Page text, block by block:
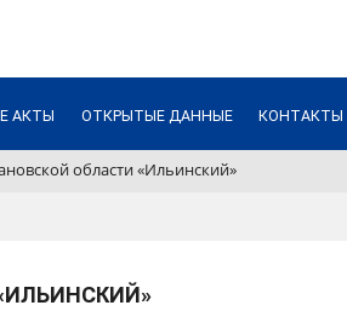
АКТЫ ОТКРЫТЫЕ ДАННЫЕ КОНТАКТЫ
области «Ильинский»